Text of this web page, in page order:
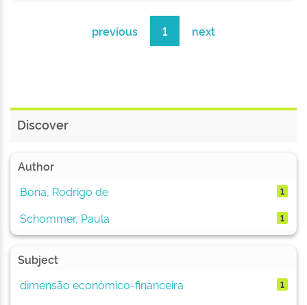
previous 1 next
Discover
Author
Bona, Rodrigo de
1
Schommer, Paula 1
Subject
dimensão econômico-financeira
1